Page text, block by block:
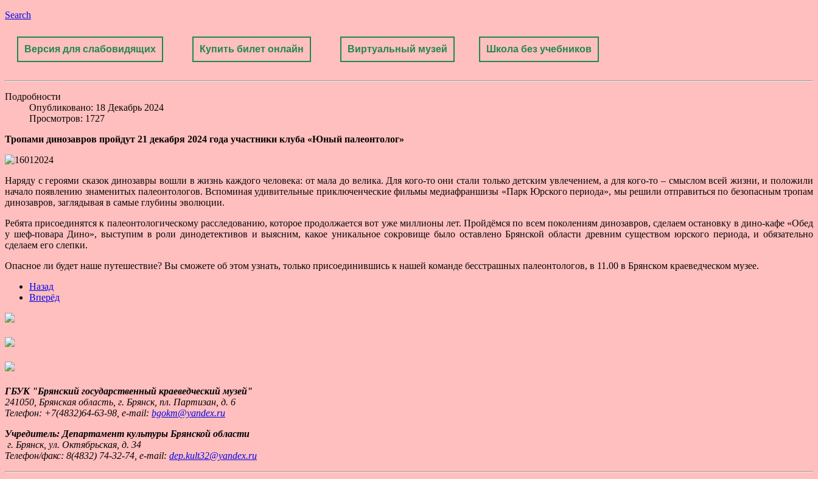
Search
Версия для слабовидящих Купить билет онлайн Виртуальный музей Школа без учебников
Подробности
Опубликовано: 18 Декабрь 2024
Просмотров: 1727
Тропами динозавров пройдут 21 декабря 2024 года участники клуба «Юный палеонтолог»
Наряду с героями сказок динозавры вошли в жизнь каждого человека: от мала до велика. Для кого-то они стали только детским увлечением, а для кого-то – смыслом всей жизни, и положили
начало появлению знаменитых палеонтологов. Вспоминая удивительные приключенческие фильмы медиафраншизы «Парк Юрского периода», мы решили отправиться по безопасным тропам
динозавров, заглядывая в самые глубины эволюции.
Ребята присоединятся к палеонтологическому расследованию, которое продолжается вот уже миллионы лет. Пройдёмся по всем поколениям динозавров, сделаем остановку в дино-кафе «Обед
у шеф-повара Дино», выступим в роли динодетективов и выясним, какое уникальное сокровище было оставлено Брянской области древним существом юрского периода, и обязательно
сделаем его слепки.
Опасное ли будет наше путешествие? Вы сможете об этом узнать, только присоединившись к нашей команде бесстрашных палеонтологов, в 11.00 в Брянском краеведческом музее.
Назад
Вперёд
ГБУК "Брянский государственный краеведческий музей"
241050, Брянская область, г. Брянск, пл. Партизан, д. 6
Телефон: +7(4832)64-63-98, e-mail: bgokm@yandex.ru
Учредитель: Департамент культуры Брянской области
г. Брянск, ул. Октябрьская, д. 34
Телефон/факс: 8(4832) 74-32-74, e-mail: dep.kult32@yandex.ru